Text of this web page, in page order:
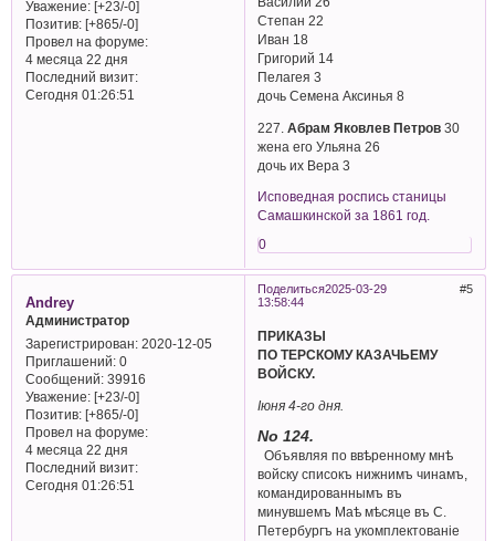
Уважение: [+23/-0]
Позитив: [+865/-0]
Провел на форуме:
4 месяца 22 дня
Последний визит:
Сегодня 01:26:51
Степан 22
Иван 18
Григорий 14
Пелагея 3
дочь Семена Аксинья 8
227.Абрам Яковлев Петров 30
жена его Ульяна 26
дочь их Вера 3
Исповедная роспись станицы
Самашкинской за 1861 год.
0
Поделиться 5
2025-03-29
13:58:44
Andrey
Администратор
Зарегистрирован: 2020-12-05
Приглашений:0
Сообщений:39916
Уважение: [+23/-0]
Позитив: [+865/-0]
Провел на форуме:
4 месяца 22 дня
Последний визит:
Сегодня 01:26:51
ПРИКАЗЫ
ПО ТЕРСКОМУ КАЗАЧЬЕМУ
ВОЙСКУ.
Iюня 4-го дня.
No 124.
Объявляя по ввѣренному мнѣ
войску списокъ нижнимъ чинамъ,
командированнымъ въ
минувшемъ Маѣ мѣсяце въ С.
Петербургъ на укомплектованіе